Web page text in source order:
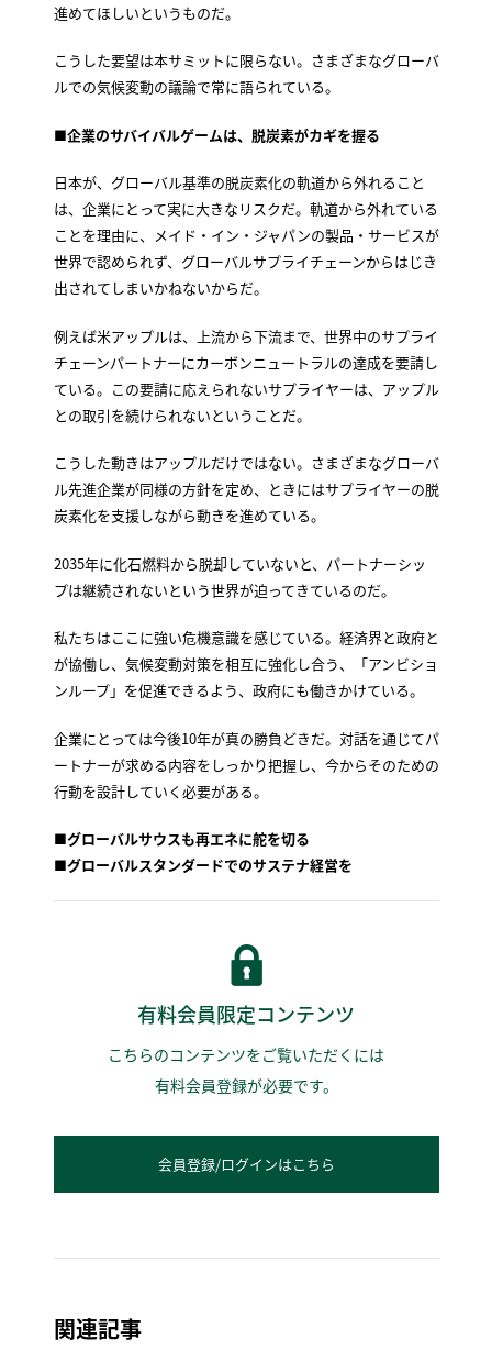
進めてほしいというものだ。
こうした要望は本サミットに限らない。さまざまなグローバ
ルでの気候変動の議論で常に語られている。
■企業のサバイバルゲームは、脱炭素がカギを握る
日本が、グローバル基準の脱炭素化の軌道から外れること
は、企業にとって実に大きなリスクだ。軌道から外れている
ことを理由に、メイド・イン・ジャパンの製品・サービスが
世界で認められず、グローバルサプライチェーンからはじき
出されてしまいかねないからだ。
例えば米アップルは、上流から下流まで、世界中のサプライ
チェーンパートナーにカーボンニュートラルの達成を要請し
ている。この要請に応えられないサプライヤーは、アップル
との取引を続けられないということだ。
こうした動きはアップルだけではない。さまざまなグローバ
ル先進企業が同様の方針を定め、ときにはサプライヤーの脱
炭素化を支援しながら動きを進めている。
2035年に化石燃料から脱却していないと、パートナーシッ
プは継続されないという世界が迫ってきているのだ。
私たちはここに強い危機意識を感じている。経済界と政府と
が協働し、気候変動対策を相互に強化し合う、「アンビショ
ンループ」を促進できるよう、政府にも働きかけている。
企業にとっては今後10年が真の勝負どきだ。対話を通じてパ
ートナーが求める内容をしっかり把握し、今からそのための
行動を設計していく必要がある。
■グローバルサウスも再エネに舵を切る
■グローバルスタンダードでのサステナ経営を
有料会員限定コンテンツ
こちらのコンテンツをご覧いただくには
有料会員登録が必要です。
会員登録/ログインはこちら
関連記事